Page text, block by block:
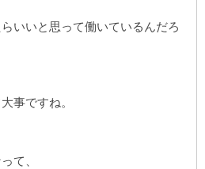
いいと思って働いているんだろ
事ですね。
て、